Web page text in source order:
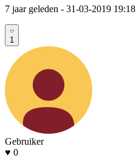
7 jaar geleden - 31-03-2019 19:18
1
Gebruiker
♥ 0